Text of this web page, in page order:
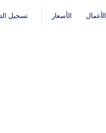
الأسعار تسجيل